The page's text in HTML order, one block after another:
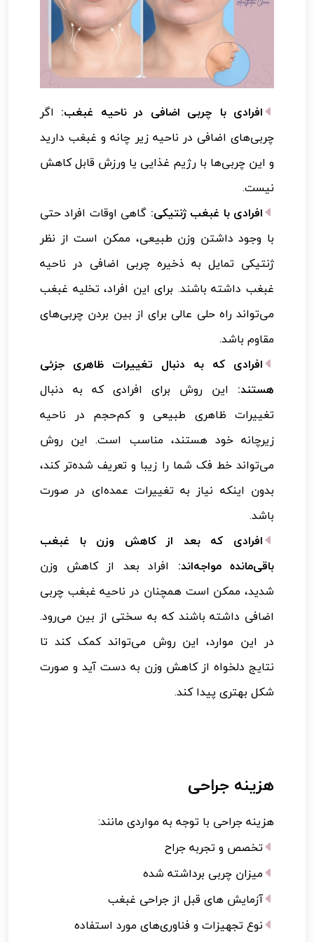
افرادی با چربی اضافی در ناحیه غبغب: اگر
چربی‌های اضافی در ناحیه زیر چانه و غبغب دارید
و این چربی‌ها با رژیم غذایی یا ورزش قابل کاهش
نیست.
افرادی با غبغب ژنتیکی: گاهی اوقات افراد حتی
با وجود داشتن وزن طبیعی، ممکن است از نظر
ژنتیکی تمایل به ذخیره چربی اضافی در ناحیه
غبغب داشته باشند. برای این افراد، تخلیه غبغب
می‌تواند راه حلی عالی برای از بین بردن چربی‌های
مقاوم باشد.
افرادی که به دنبال تغییرات ظاهری جزئی
هستند: این روش برای افرادی که به دنبال
تغییرات ظاهری طبیعی و کم‌حجم در ناحیه
زیرچانه خود هستند، مناسب است. این روش
می‌تواند خط فک شما را زیبا و تعریف شده‌تر کند،
بدون اینکه نیاز به تغییرات عمده‌ای در صورت
باشد.
افرادی که بعد از کاهش وزن با غبغب
باقی‌مانده مواجه‌اند: افراد بعد از کاهش وزن
شدید، ممکن است همچنان در ناحیه غبغب چربی
اضافی داشته باشند که به سختی از بین می‌رود.
در این موارد، این روش می‌تواند کمک کند تا
نتایج دلخواه از کاهش وزن به دست آید و صورت
شکل بهتری پیدا کند.
هزینه جراحی
هزینه جراحی با توجه به مواردی مانند:
تخصص و تجربه جراح
میزان چربی برداشته شده
آزمایش های قبل از جراحی غبغب
نوع تجهیزات و فناوری‌های مورد استفاده